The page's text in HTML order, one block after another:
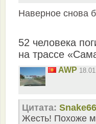
Наверное снова
52 человека
на трассе
AWP
Цитата:
Жесть! Похоже